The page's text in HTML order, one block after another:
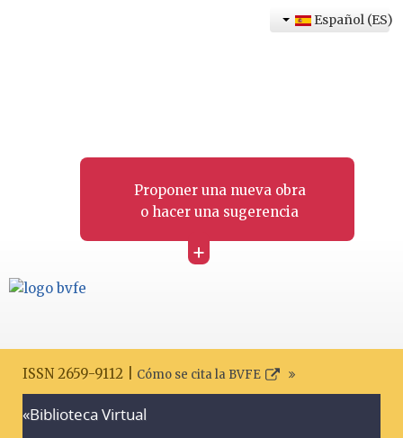
Proponer una nueva obra
o hacer una sugerencia
+
Español (ES)
ISSN 2659-9112 | Cómo se cita la BVFE
«Biblioteca Virtual